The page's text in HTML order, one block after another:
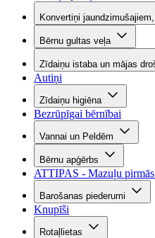
Konvertiņi
Bērnu gultas veļa
Zīdaiņu istaba un mājas
Autiņi
Zīdaiņu higiēna
Bezrūpīgai bērnībai
Vannai un Peldēm
Bērnu apģērbs
ATTIPAS - Mazuļu
Barošanas piederumi
Knupīši
Rotaļlietas